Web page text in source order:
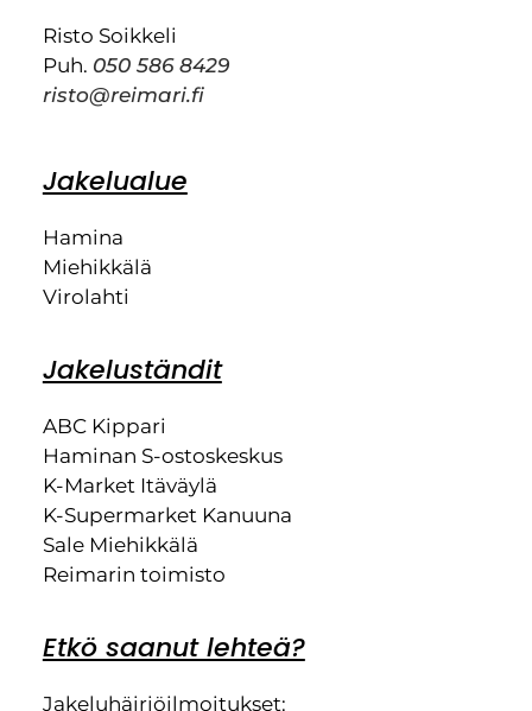
Risto Soikkeli
Puh. 050 586 8429
risto@reimari.fi
Jakelualue
Hamina
Miehikkälä
Virolahti
Jakeluständit
ABC Kippari
Haminan S-ostoskeskus
K-Market Itäväylä
K-Supermarket Kanuuna
Sale Miehikkälä
Reimarin toimisto
Etkö saanut lehteä?
Jakeluhäiriöilmoitukset: